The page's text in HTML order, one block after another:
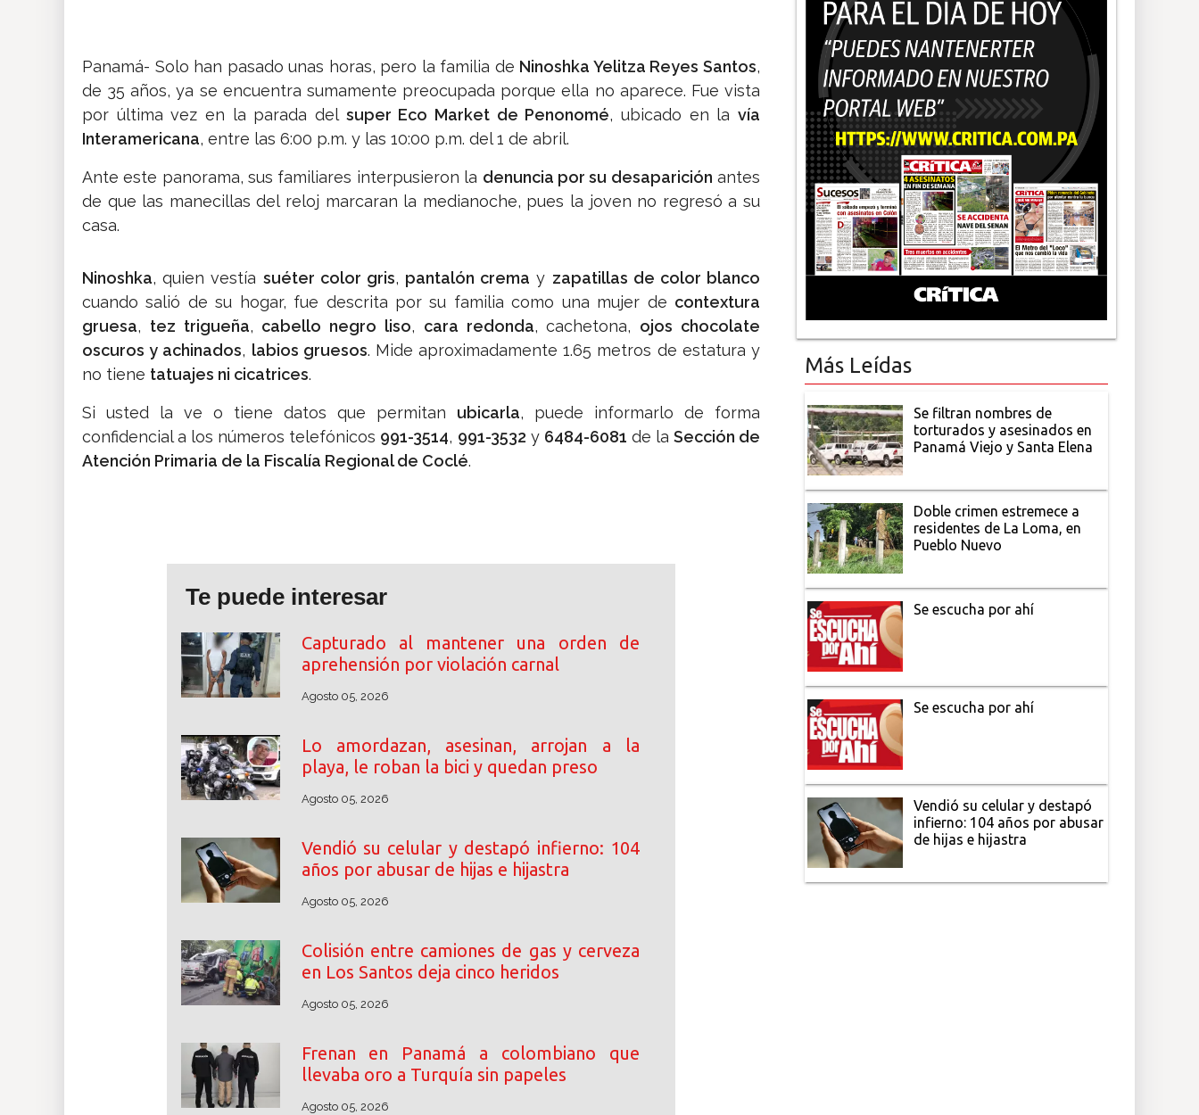
Panamá- Solo han pasado unas horas, pero la familia de Ninoshka Yelitza Reyes Santos,
de 35 años, ya se encuentra sumamente preocupada porque ella no aparece. Fue vista
por última vez en la parada del super Eco Market de Penonomé, ubicado en lavía
Interamericana, entre las 6:00 p.m. y las 10:00 p.m. del 1 de abril.
Ante este panorama, sus familiares interpusieron la denuncia por su desaparición antes
de que las manecillas del reloj marcaran la medianoche, pues la joven no regresó a su
casa.
Ninoshka, quien vestía suéter color gris, pantalón crema y zapatillas de color blanco
cuando salió de su hogar, fue descrita por su familia como una mujer de contextura
gruesa, tez trigueña, cabello negro liso, cara redonda, cachetona, ojos chocolate
oscuros y achinados, labios gruesos. Mide aproximadamente 1.65 metros de estatura y
no tiene tatuajes ni cicatrices.
Si usted la ve o tiene datos que permitan ubicarla, puede informarlo de forma
confidencial a los números telefónicos 991-3514, 991-3532 y 6484-6081 de la Sección de
Atención Primaria de la Fiscalía Regional de Coclé.
Te puede interesar
Capturado al mantener una orden de
aprehensión por violación carnal
Agosto 05, 2026
Lo amordazan, asesinan, arrojan a la
playa, le roban la bici y quedan preso
Agosto 05, 2026
Vendió su celular y destapó infierno: 104
años por abusar de hijas e hijastra
Agosto 05, 2026
Colisión entre camiones de gas y cerveza
en Los Santos deja cinco heridos
Agosto 05, 2026
Frenan en Panamá a colombiano que
llevaba oro a Turquía sin papeles
Agosto 05, 2026
Más Leídas
Se filtran nombres de
torturados y asesinados en
Panamá Viejo y Santa Elena
Doble crimen estremece a
residentes de La Loma, en
Pueblo Nuevo
Se escucha por ahí
Se escucha por ahí
Vendió su celular y destapó
infierno: 104 años por abusar
de hijas e hijastra